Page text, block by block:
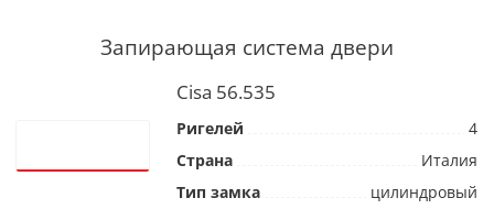
Запирающая система двери
Cisa 56.535
Ригелей
4
Страна
Италия
Тип замка
цилиндровый